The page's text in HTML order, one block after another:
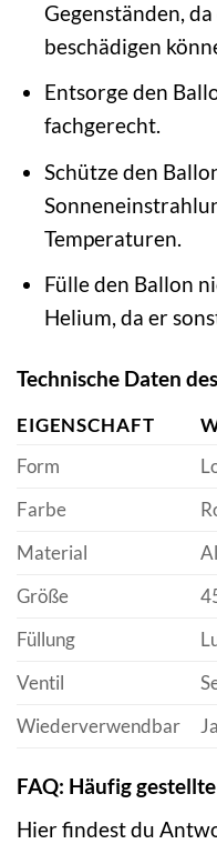
Gegenständen,
beschädigen
Entsorge den
fachgerecht.
Schütze den
Temperaturen.
Fülle den Ballon
Helium, da er
Technische Daten
EIGENSCHAFT
Form
Farbe
Material
Größe
Füllung
Ventil
Wiederverwendbar
Ja
FAQ: Häufig
Hier findest du